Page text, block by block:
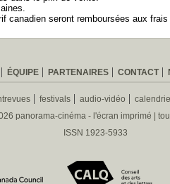
canadien seront remboursées aux
ÉQUIPE PARTENAIRES CONTACT
festivals audio-vidéo
panorama-cinéma - l'écran imprimé |
ISSN 1923-5933